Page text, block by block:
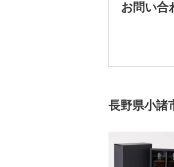
お問い合
長野県小諸